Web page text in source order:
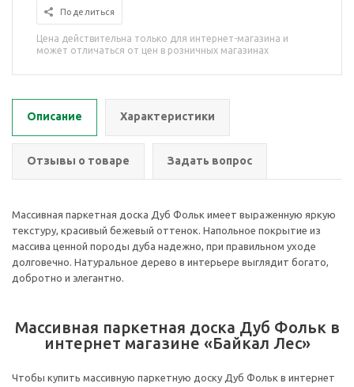
Поделиться
Цена действительна только для интернет-магазина и
может отличаться от цен в розничных магазинах
Описание Характеристики
Отзывы о товаре Задать вопрос
Массивная паркетная доска Дуб Фольк имеет выраженную яркую
текстуру, красивый бежевый оттенок. Напольное покрытие из
массива ценной породы дуба надежно, при правильном уходе
долговечно. Натуральное дерево в интерьере выглядит богато,
добротно и элегантно.
Массивная паркетная доска Дуб Фольк в
интернет магазине «Байкал Лес»
Чтобы купить массивную паркетную доску Дуб Фольк в интернет